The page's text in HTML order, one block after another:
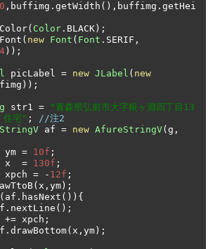
0 , buffimg . getWidth (), buffimg . getHei
( Color . BLACK );
( new Font ( Font . SERIF ,
));
picLabel = new JLabel ( new
));
str1 =
"青森県弘前市大字糀ヶ淵四丁目13
住宅" ;
//注2
af = new AfureStringV( g ,
ym = 10f ;
x = 130f ;
xpch = - 12f ;
( x , ym );
( af . hasNext ()){
af
. nextLine ();
+= xpch ;
af
. drawBottom( x , ym );